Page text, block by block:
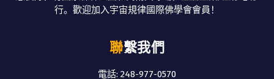
行。歡迎加入宇宙規律國際佛學會會員！
聯繫我們
電話: 248-977-0570